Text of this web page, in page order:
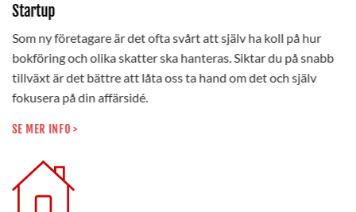
Startup
Som ny företagare är det ofta svårt att själv ha koll på hur
bokföring och olika skatter ska hanteras. Siktar du på snabb
tillväxt är det bättre att låta oss ta hand om det och själv
fokusera på din affärsidé.
SE MER INFO >